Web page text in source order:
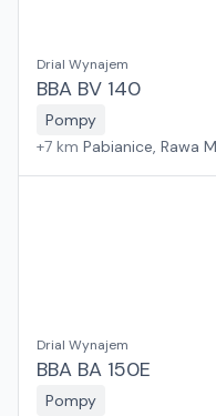
Drial Wynajem
BBA BV 140
Pompy
+7 km Pabianice, Rawa
Drial Wynajem
BBA BA 150E
Pompy